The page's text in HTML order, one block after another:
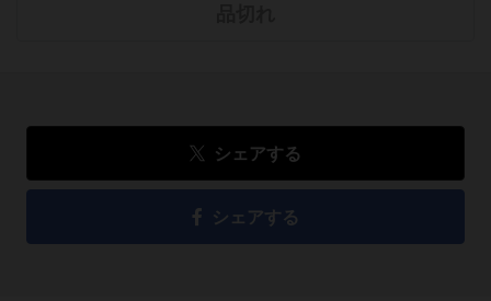
シェアする
シェアする